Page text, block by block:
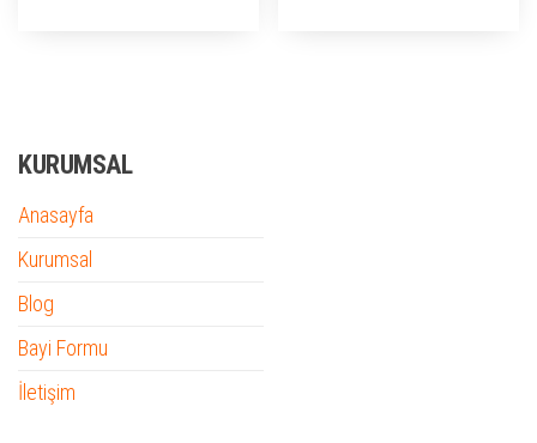
KURUMSAL
Anasayfa
Kurumsal
Blog
Bayi Formu
İletişim